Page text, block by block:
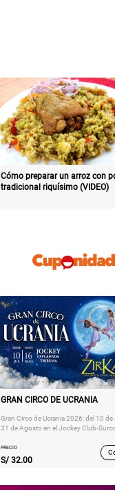
Cómo preparar un arroz con pollo
tradicional riquísimo (VIDEO)
GRAN CIRCO DE UCRANIA
Gran Circo de Ucrania 2026: del 10 de
31 de Agosto en el Jockey Club-Surco
PRECIO
S/ 32.00